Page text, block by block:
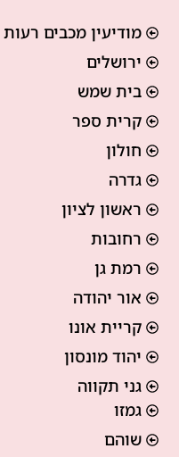
מודיעין מכבים רעות
ירושלים
בית שמש
קרית ספר
חולון
גדרה
ראשון לציון
רחובות
רמת גן
אור יהודה
קריית אונו
יהוד מונסון
גני תקווה
גמזו
שוהם